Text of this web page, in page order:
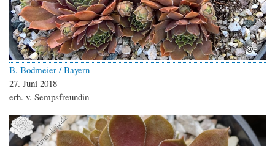
B. Bodmeier / Bayern
27. Juni 2018
erh. v. Sempsfreundin